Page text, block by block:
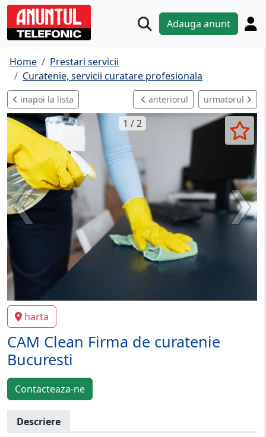
Adauga anunt
Home
Prestari servicii
Curatenie, servicii curatare profesionala
inapoi la lista anteriorul urmatorul
1 / 2
harta
CAM Clean Firma de curatenie
Bucuresti
Contacteaza-ne
Descriere